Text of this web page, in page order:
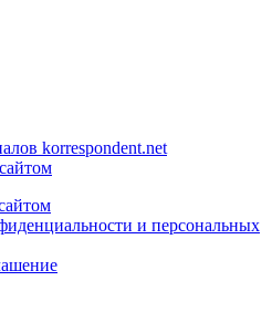
korrespondent.net
и персональных